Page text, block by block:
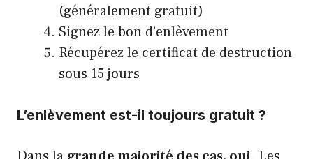
(généralement gratuit)
Signez le bon d’enlèvement
Récupérez le certificat de destruction
sous 15 jours
L’enlèvement est-il toujours gratuit ?